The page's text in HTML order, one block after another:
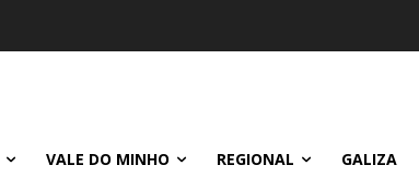
VALE DO MINHO REGIONAL GALIZA